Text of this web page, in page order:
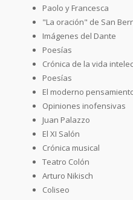
Paolo y Francesca
"La oración" de San
Imágenes del Dante
Poesías
Crónica de la vida
Poesías
El moderno
Opiniones inofensivas
Juan Palazzo
El XI Salón
Crónica musical
Teatro Colón
Arturo Nikisch
Coliseo